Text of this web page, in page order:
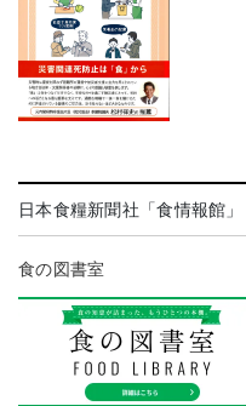
日本食糧新聞社「食情報館」
食の図書室